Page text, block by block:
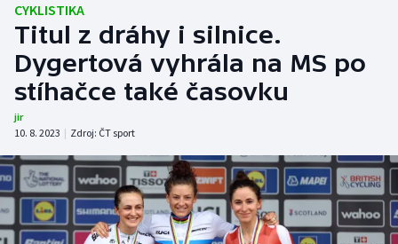
Cyklistika
DALŠÍ SPORTY
Americký fotbal
Baseball a softbal
Basketbal
NEPŘEHLÉDNĚTE
Soutěže
Historické návraty
CYKLISTIKA
Titul z dráhy i silnice.
Dygertová vyhrála na MS po
stíhačce také časovku
jir
10. 8. 2023 | Zdroj: ČT sport